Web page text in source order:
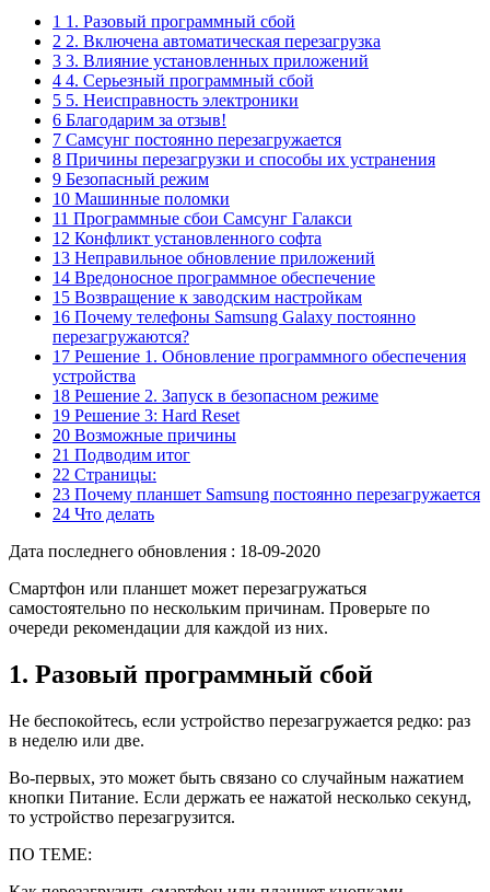
1 1. Разовый программный сбой
2 2. Включена автоматическая перезагрузка
3 3. Влияние установленных приложений
4 4. Серьезный программный сбой
5 5. Неисправность электроники
6 Благодарим за отзыв!
7 Самсунг постоянно перезагружается
8 Причины перезагрузки и способы их устранения
9 Безопасный режим
10 Машинные поломки
11 Программные сбои Самсунг Галакси
12 Конфликт установленного софта
13 Неправильное обновление приложений
14 Вредоносное программное обеспечение
15 Возвращение к заводским настройкам
16 Почему телефоны Samsung Galaxy постоянно
перезагружаются?
17 Решение 1. Обновление программного обеспечения
устройства
18 Решение 2. Запуск в безопасном режиме
19 Решение 3: Hard Reset
20 Возможные причины
21 Подводим итог
22 Страницы:
23 Почему планшет Samsung постоянно перезагружается
24 Что делать
Дата последнего обновления : 18-09-2020
Смартфон или планшет может перезагружаться
самостоятельно по нескольким причинам. Проверьте по
очереди рекомендации для каждой из них.
1. Разовый программный сбой
Не беспокойтесь, если устройство перезагружается редко: раз
в неделю или две.
Во-первых, это может быть связано со случайным нажатием
кнопки Питание. Если держать ее нажатой несколько секунд,
то устройство перезагрузится.
ПО ТЕМЕ: